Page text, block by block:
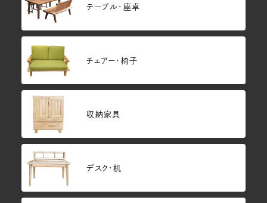
テーブル・座卓
チェアー・椅子
収納家具
デスク・机